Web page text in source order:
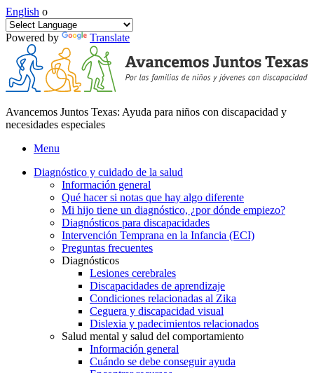
English o
Powered by Translate
Avancemos Juntos Texas: Ayuda para niños con discapacidad y
necesidades especiales
Menu
Diagnóstico y cuidado de la salud
Información general
Qué hacer si notas que hay algo diferente
Mi hijo tiene un diagnóstico, ¿por dónde empiezo?
Diagnósticos para discapacidades
Intervención Temprana en la Infancia (ECI)
Preguntas frecuentes
Diagnósticos
Lesiones cerebrales
Discapacidades de aprendizaje
Condiciones relacionadas al Zika
Ceguera y discapacidad visual
Dislexia y padecimientos relacionados
Salud mental y salud del comportamiento
Información general
Cuándo se debe conseguir ayuda